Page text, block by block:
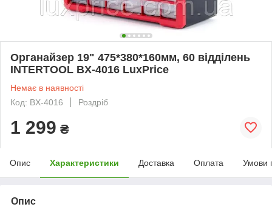
Органайзер 19" 475*380*160мм, 60 відділень
INTERTOOL BX-4016 LuxPrice
Немає в наявності
Код: BX-4016
Роздріб
1 299 ₴
Опис Характеристики Доставка Оплата Умови
Опис